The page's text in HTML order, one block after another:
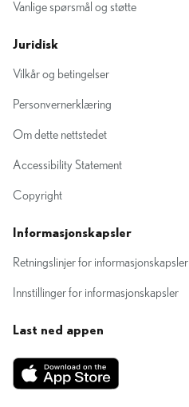
Vanlige spørsmål og støtte
Juridisk
Vilkår og betingelser
Personvernerklæring
Om dette nettstedet
Accessibility Statement
Copyright
Informasjonskapsler
Retningslinjer for informasjonskapsler
Innstillinger for informasjonskapsler
Last ned appen